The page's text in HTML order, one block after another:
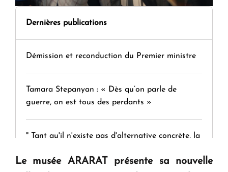
Dernières publications
Démission et reconduction du Premier ministre
Tamara Stepanyan : « Dès qu’on parle de
guerre, on est tous des perdants »
" Tant qu'il n'existe pas d'alternative concrète, la
Le musée ARARAT présente sa nouvelle